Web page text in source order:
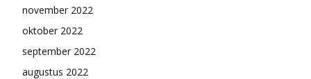
november 2022
oktober 2022
september 2022
augustus 2022